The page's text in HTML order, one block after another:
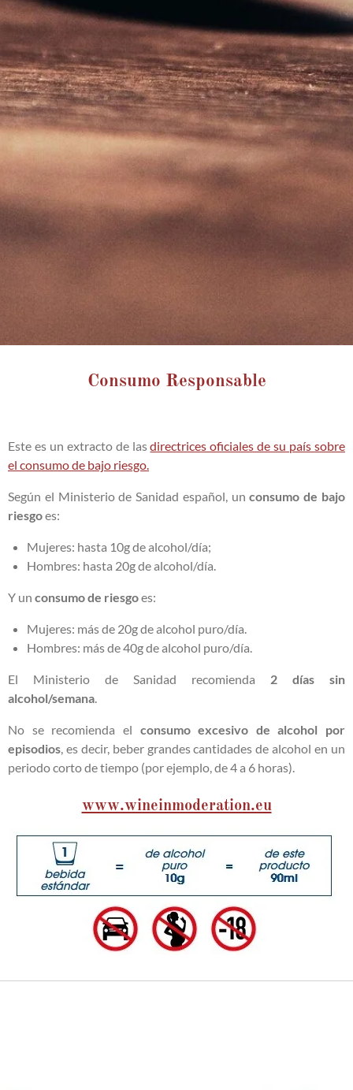
Consumo Responsable
Este es un extracto de lasdirectrices oficiales de su país sobre
el consumo de bajo riesgo.
Según el Ministerio de Sanidad español, unconsumo de bajo
riesgoes:
Mujeres: hasta 10g de alcohol/día;
Hombres: hasta 20g de alcohol/día.
Y un consumo de riesgoes:
Mujeres: más de 20g de alcohol puro/día.
Hombres: más de 40g de alcohol puro/día.
El Ministerio de Sanidad recomienda 2 días sin
alcohol/semana.
No se recomienda el consumo excesivo de alcohol por
episodios, es decir, beber grandes cantidades de alcohol en un
periodo corto de tiempo (por ejemplo, de 4 a 6 horas).
www.wineinmoderation.eu